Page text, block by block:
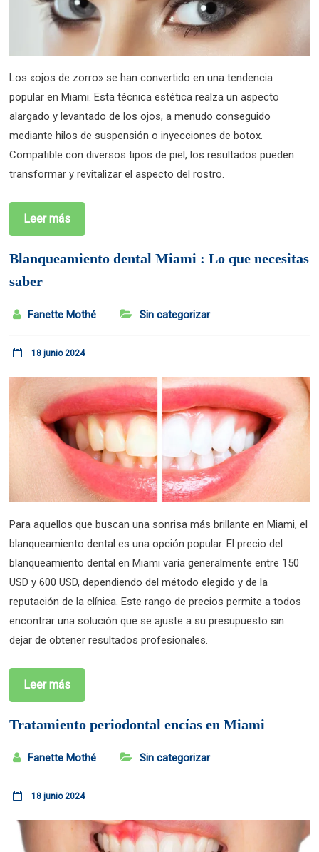
Los «ojos de zorro» se han convertido en una tendencia
popular en Miami. Esta técnica estética realza un aspecto
alargado y levantado de los ojos, a menudo conseguido
mediante hilos de suspensión o inyecciones de botox.
Compatible con diversos tipos de piel, los resultados pueden
transformar y revitalizar el aspecto del rostro.
Leer más
Blanqueamiento dental Miami : Lo que necesitas
saber
Fanette Mothé Sin categorizar
18 junio 2024
Para aquellos que buscan una sonrisa más brillante en Miami, el
blanqueamiento dental es una opción popular. El precio del
blanqueamiento dental en Miami varía generalmente entre 150
USD y 600 USD, dependiendo del método elegido y de la
reputación de la clínica. Este rango de precios permite a todos
encontrar una solución que se ajuste a su presupuesto sin
dejar de obtener resultados profesionales.
Leer más
Tratamiento periodontal encías en Miami
Fanette Mothé Sin categorizar
18 junio 2024